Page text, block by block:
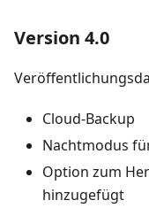
Version 4.0
Cloud-Backup
Nachtmodus
Option zum
hinzugefügt